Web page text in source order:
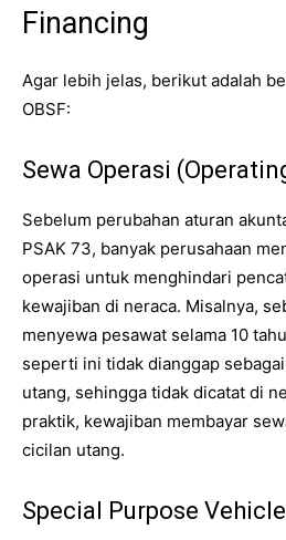
Financing
Agar lebih jelas, berikut adalah
OBSF:
Sewa Operasi
Sebelum perubahan aturan
PSAK 73, banyak perusahaan
operasi untuk menghindari
kewajiban di neraca. Misalnya,
menyewa pesawat selama 10
seperti ini tidak dianggap
utang, sehingga tidak dicatat di
praktik, kewajiban membayar
cicilan utang.
Special Purpose